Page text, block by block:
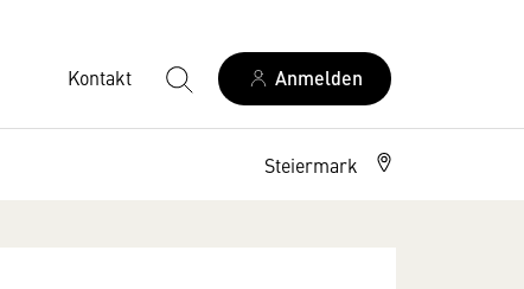
Kontakt Anmelden
Steiermark